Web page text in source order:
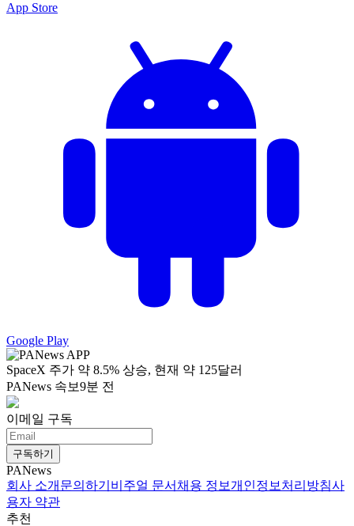
App Store
Google Play
SpaceX 주가 약 8.5% 상승, 현재 약 125달러
PANews 속보9분 전
이메일 구독
구독하기
PANews
회사 소개 문의하기 비주얼 문서 채용 정보개인정보처리방침사
용자 약관
추천